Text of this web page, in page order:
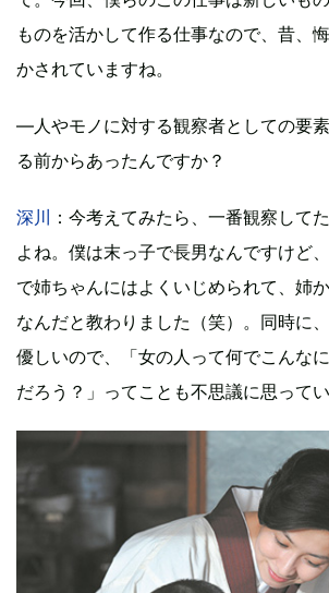
ものを活かして作る仕事なので、昔、
かされていますね。
―人やモノに対する観察者としての要
る前からあったんですか？
深川 ：今考えてみたら、一番観察して
よね。僕は末っ子で長男なんですけど
で姉ちゃんにはよくいじめられて、姉
なんだと教わりました（笑）。同時に
優しいので、「女の人って何でこんな
だろう？」ってことも不思議に思ってい